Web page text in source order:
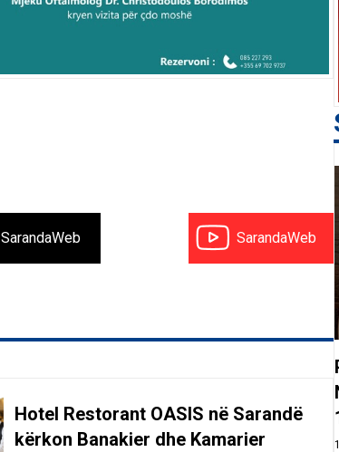
SarandaWeb SarandaWeb
Hotel Restorant OASIS në Sarandë
kërkon Banakier dhe Kamarier